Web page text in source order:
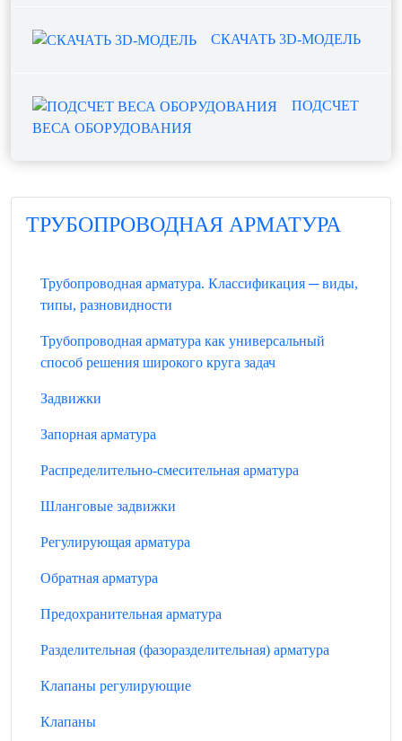
СКАЧАТЬ 3D-МОДЕЛЬ
ПОДСЧЕТ
ВЕСА ОБОРУДОВАНИЯ
ТРУБОПРОВОДНАЯ АРМАТУРА
Трубопроводная арматура. Классификация ─ виды,
типы, разновидности
Трубопроводная арматура как универсальный
способ решения широкого круга задач
Задвижки
Запорная арматура
Распределительно-смесительная арматура
Шланговые задвижки
Регулирующая арматура
Обратная арматура
Предохранительная арматура
Разделительная (фазоразделительная) арматура
Клапаны регулирующие
Клапаны